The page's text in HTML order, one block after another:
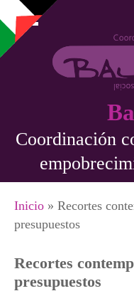
Pasar al contenido
Coordinación
Se
Inicio » Recortes
presupuestos
Recortes
presupuestos